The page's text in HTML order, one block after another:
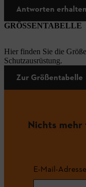
Antworten
GRÖSSENTABELLE
Hier finden Sie die
Schutzausrüstung.
Zur Größentabelle
Nichts mehr
E-Mail-Adresse